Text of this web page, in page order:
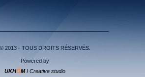
2013 - TOUS DROITS RÉSERVÉS.
Powered by
UKHÖMI Creative studio